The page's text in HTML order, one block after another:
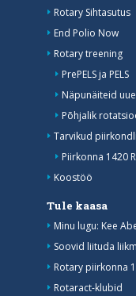
Rotary Sihtasutus
End Polio Now
Rotary treening
PrePELS ja PELS
Näpunäiteid
Põhjalik
Tarvikud
Piirkonna 1420
Koostöö
Tule kaasa
Minu lugu: Kee
Soovid liituda
Rotary piirkonna
Rotaract-klubid